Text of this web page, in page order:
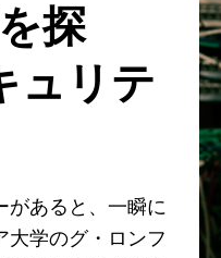
探
ュリテ
があると、一瞬に
大学のグ・ロンフ